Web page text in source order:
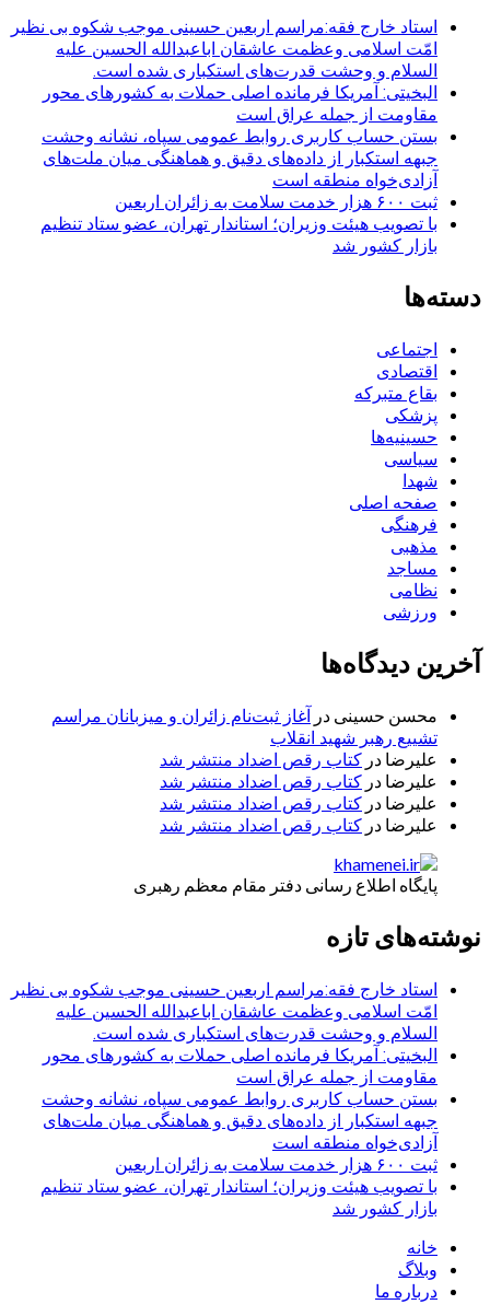
استاد خارج فقه:مراسم اربعین حسینی موجب شکوه بی نظیر
امّت اسلامی وعظمت عاشقان اباعبدالله الحسین علیه
السلام و وحشت قدرت‌های استکباری شده است.
البخیتی: آمریکا فرمانده اصلی حملات به کشورهای محور
مقاومت از جمله عراق است
بستن حساب کاربری روابط عمومی سپاه، نشانه‌ وحشت
جبهه استکبار از داده‌های دقیق و هماهنگی میان ملت‌های
آزادی‌خواه منطقه است
ثبت ۶۰۰ هزار خدمت سلامت به زائران اربعین
با تصویب هیئت وزیران؛ استاندار تهران، عضو ستاد تنظیم
بازار کشور شد
دسته‌ها
اجتماعی
اقتصادی
بقاع متبرکه
پزشکی
حسینیه‌ها
سیاسی
شهدا
صفحه اصلی
فرهنگی
مذهبی
مساجد
نظامی
ورزشی
آخرین دیدگاه‌ها
محسن حسینی در آغاز ثبت‌نام زائران و میزبانان مراسم
تشییع رهبر شهید انقلاب
علیرضا در کتاب رقص اضداد منتشر شد
علیرضا در کتاب رقص اضداد منتشر شد
علیرضا در کتاب رقص اضداد منتشر شد
علیرضا در کتاب رقص اضداد منتشر شد
پایگاه اطلاع رسانی دفتر مقام معظم رهبری
نوشته‌های تازه
استاد خارج فقه:مراسم اربعین حسینی موجب شکوه بی نظیر
امّت اسلامی وعظمت عاشقان اباعبدالله الحسین علیه
السلام و وحشت قدرت‌های استکباری شده است.
البخیتی: آمریکا فرمانده اصلی حملات به کشورهای محور
مقاومت از جمله عراق است
بستن حساب کاربری روابط عمومی سپاه، نشانه‌ وحشت
جبهه استکبار از داده‌های دقیق و هماهنگی میان ملت‌های
آزادی‌خواه منطقه است
ثبت ۶۰۰ هزار خدمت سلامت به زائران اربعین
با تصویب هیئت وزیران؛ استاندار تهران، عضو ستاد تنظیم
بازار کشور شد
خانه
وبلاگ
درباره ما